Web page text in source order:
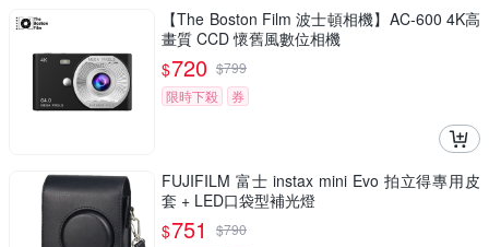
【The Boston Film 波士頓相機】AC-600 4K高
畫質 CCD 懷舊風數位相機
$720 $799
限時下殺
券
FUJIFILM 富士 instax mini Evo 拍立得專用皮
套 + LED口袋型補光燈
$751 $790